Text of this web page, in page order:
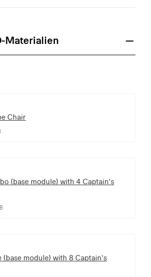
Materialien
Chair
(base module) with 4 Captain's
(base module) with 8 Captain's